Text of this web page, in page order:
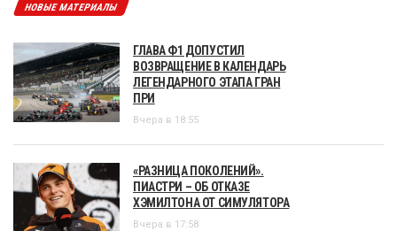
НОВЫЕ МАТЕРИАЛЫ
ГЛАВА Ф1 ДОПУСТИЛ
ВОЗВРАЩЕНИЕ В КАЛЕНДАРЬ
ЛЕГЕНДАРНОГО ЭТАПА ГРАН
ПРИ
Вчера в 18:55
«РАЗНИЦА ПОКОЛЕНИЙ».
ПИАСТРИ – ОБ ОТКАЗЕ
ХЭМИЛТОНА ОТ СИМУЛЯТОРА
Вчера в 17:58